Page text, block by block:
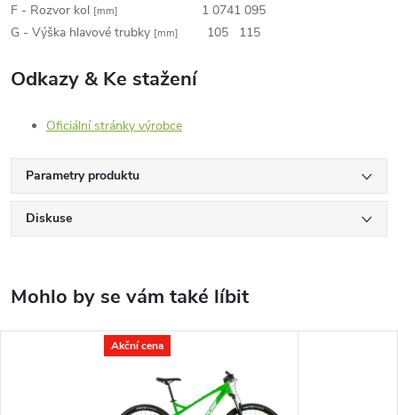
F - Rozvor kol [mm] 1 0741 095
G - Výška hlavové trubky [mm] 105 115
Odkazy & Ke stažení
Oficiální stránky výrobce
Parametry produktu
Diskuse
Akční cena